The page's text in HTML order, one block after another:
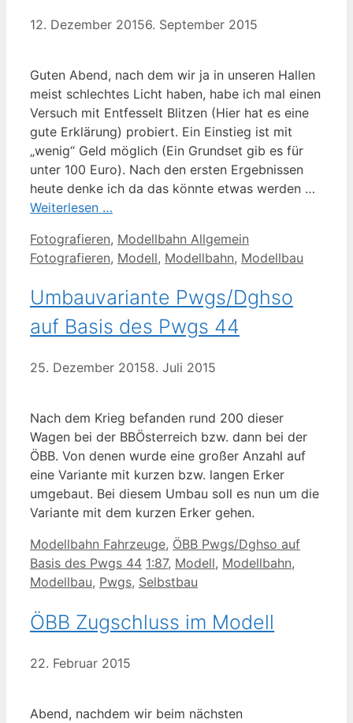
12. Dezember 20156. September 2015
Guten Abend, nach dem wir ja in unseren Hallen
meist schlechtes Licht haben, habe ich mal einen
Versuch mit Entfesselt Blitzen (Hier hat es eine
gute Erklärung) probiert. Ein Einstieg ist mit
„wenig“ Geld möglich (Ein Grundset gib es für
unter 100 Euro). Nach den ersten Ergebnissen
heute denke ich da das könnte etwas werden …
Weiterlesen …
Kategorien
Fotografieren, Modellbahn Allgemein
Fotografieren, Modell, Modellbahn, Modellbau
Umbauvariante Pwgs/Dghso
auf Basis des Pwgs 44
25. Dezember 20158. Juli 2015
Nach dem Krieg befanden rund 200 dieser
Wagen bei der BBÖsterreich bzw. dann bei der
ÖBB. Von denen wurde eine großer Anzahl auf
eine Variante mit kurzen bzw. langen Erker
umgebaut. Bei diesem Umbau soll es nun um die
Variante mit dem kurzen Erker gehen.
Kategorien
Modellbahn Fahrzeuge, ÖBB Pwgs/Dghso auf
Basis des Pwgs 44 Schlagwörter
1:87, Modell, Modellbahn,
Modellbau, Pwgs, Selbstbau
ÖBB Zugschluss im Modell
22. Februar 2015
Abend, nachdem wir beim nächsten